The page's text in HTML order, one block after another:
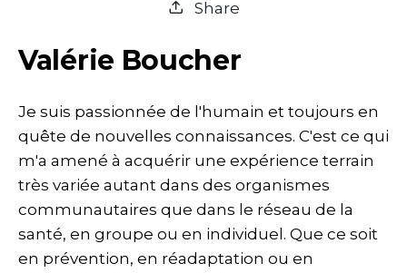
Share
Valérie Boucher
Je suis passionnée de l'humain et toujours en
quête de nouvelles connaissances. C'est ce qui
m'a amené à acquérir une expérience terrain
très variée autant dans des organismes
communautaires que dans le réseau de la
santé, en groupe ou en individuel. Que ce soit
en prévention, en réadaptation ou en